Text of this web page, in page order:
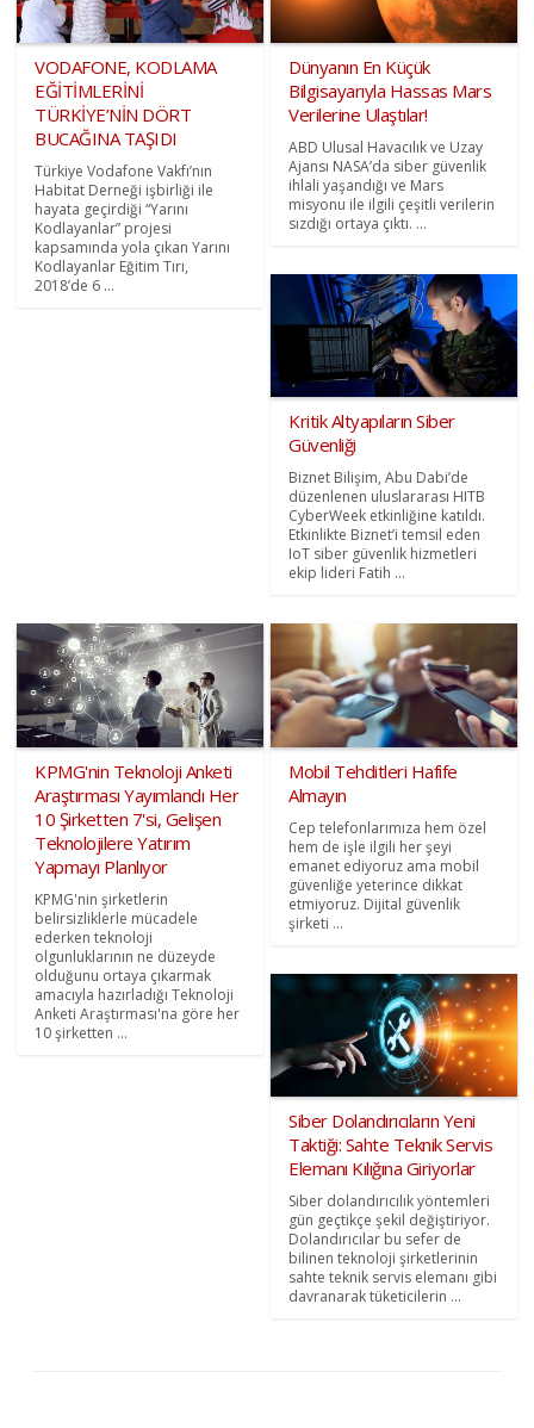
VODAFONE, KODLAMA
EĞİTİMLERİNİ
TÜRKİYE’NİN DÖRT
BUCAĞINA TAŞIDI
Türkiye Vodafone Vakfı’nın
Habitat Derneği işbirliği ile
hayata geçirdiği “Yarını
Kodlayanlar” projesi
kapsamında yola çıkan Yarını
Kodlayanlar Eğitim Tırı,
2018’de 6 ...
Dünyanın En Küçük
Bilgisayarıyla Hassas Mars
Verilerine Ulaştılar!
ABD Ulusal Havacılık ve Uzay
Ajansı NASA’da siber güvenlik
ihlali yaşandığı ve Mars
misyonu ile ilgili çeşitli verilerin
sızdığı ortaya çıktı. ...
Kritik Altyapıların Siber
Güvenliği
Biznet Bilişim, Abu Dabi’de
düzenlenen uluslararası HITB
CyberWeek etkinliğine katıldı.
Etkinlikte Biznet’i temsil eden
IoT siber güvenlik hizmetleri
ekip lideri Fatih ...
KPMG'nin Teknoloji Anketi
Araştırması Yayımlandı Her
10 Şirketten 7'si, Gelişen
Teknolojilere Yatırım
Yapmayı Planlıyor
KPMG'nin şirketlerin
belirsizliklerle mücadele
ederken teknoloji
olgunluklarının ne düzeyde
olduğunu ortaya çıkarmak
amacıyla hazırladığı Teknoloji
Anketi Araştırması'na göre her
10 şirketten ...
Mobil Tehditleri Hafife
Almayın
Cep telefonlarımıza hem özel
hem de işle ilgili her şeyi
emanet ediyoruz ama mobil
güvenliğe yeterince dikkat
etmiyoruz. Dijital güvenlik
şirketi ...
Siber Dolandırıcıların Yeni
Taktiği: Sahte Teknik Servis
Elemanı Kılığına Giriyorlar
Siber dolandırıcılık yöntemleri
gün geçtikçe şekil değiştiriyor.
Dolandırıcılar bu sefer de
bilinen teknoloji şirketlerinin
sahte teknik servis elemanı gibi
davranarak tüketicilerin ...